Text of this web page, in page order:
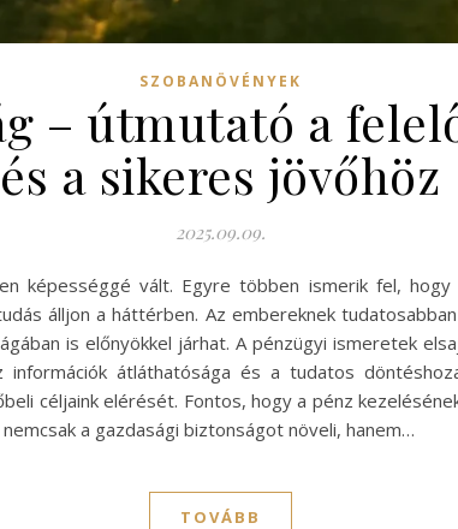
SZOBANÖVÉNYEK
– útmutató a
és a sikeres jövőhöz
2025.09.09.
képességgé vált. Egyre többen ismerik fel,
álljon a háttérben. Az embereknek
is előnyökkel járhat. A pénzügyi ismeretek
átláthatósága és a tudatos
céljaink elérését. Fontos, hogy a pénz
a gazdasági biztonságot növeli, hanem…
TOVÁBB